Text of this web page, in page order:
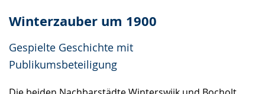
Winterzauber um 1900
Gespielte Geschichte mit
Publikumsbeteiligung